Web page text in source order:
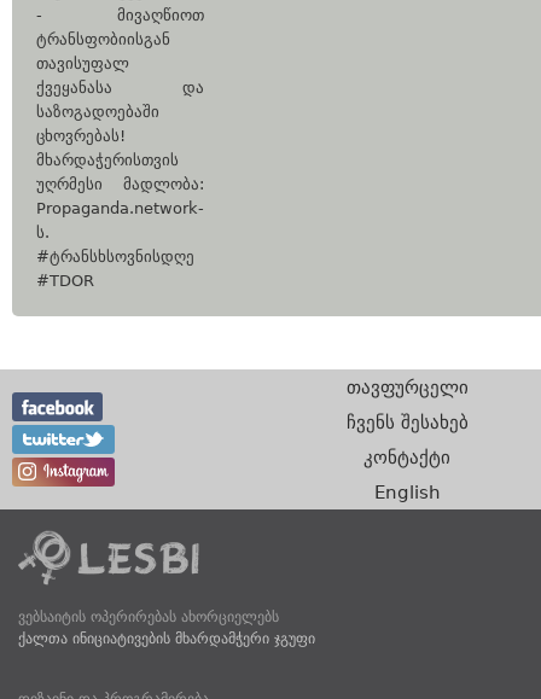
- მივაღწიოთ
ტრანსფობიისგან
თავისუფალ
ქვეყანასა და
საზოგადოებაში
ცხოვრებას!
მხარდაჭერისთვის
უღრმესი მადლობა:
Propaganda.network-
ს.
#ტრანსხსოვნისდღე
#TDOR
თავფურცელი
ჩვენს შესახებ
კონტაქტი
English
ვებსაიტის ოპერირებას ახორციელებს
ქალთა ინიციატივების მხარდამჭერი ჯგუფი